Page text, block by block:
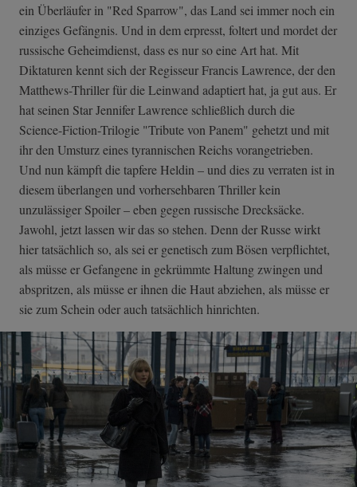
ein Überläufer in "Red Sparrow", das Land sei immer noch ein
einziges Gefängnis. Und in dem erpresst, foltert und mordet der
russische Geheimdienst, dass es nur so eine Art hat. Mit
Diktaturen kennt sich der Regisseur Francis Lawrence, der den
Matthews-Thriller für die Leinwand adaptiert hat, ja gut aus. Er
hat seinen Star Jennifer Lawrence schließlich durch die
Science-Fiction-Trilogie "Tribute von Panem" gehetzt und mit
ihr den Umsturz eines tyrannischen Reichs vorangetrieben.
Und nun kämpft die tapfere Heldin – und dies zu verraten ist in
diesem überlangen und vorhersehbaren Thriller kein
unzulässiger Spoiler – eben gegen russische Drecksäcke.
Jawohl, jetzt lassen wir das so stehen. Denn der Russe wirkt
hier tatsächlich so, als sei er genetisch zum Bösen verpflichtet,
als müsse er Gefangene in gekrümmte Haltung zwingen und
abspritzen, als müsse er ihnen die Haut abziehen, als müsse er
sie zum Schein oder auch tatsächlich hinrichten.